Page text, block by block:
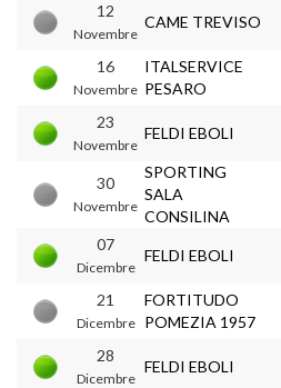
12
Novembre
CAME TREVISO
16
Novembre
ITALSERVICE
PESARO
23
Novembre
FELDI EBOLI
30
Novembre
SPORTING
SALA
CONSILINA
07
Dicembre
FELDI EBOLI
21
Dicembre
FORTITUDO
POMEZIA 1957
28
Dicembre
FELDI EBOLI